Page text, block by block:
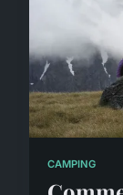
CAMPING